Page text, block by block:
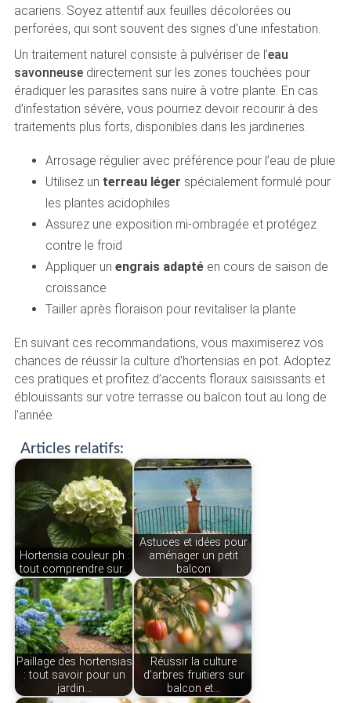
acariens. Soyez attentif aux feuilles décolorées ou
perforées, qui sont souvent des signes d’une infestation.
Un traitement naturel consiste à pulvériser de l’eau
savonneusedirectement sur les zones touchées pour
éradiquer les parasites sans nuire à votre plante. En cas
d’infestation sévère, vous pourriez devoir recourir à des
traitements plus forts, disponibles dans les jardineries.
Arrosage régulier avec préférence pour l’eau de pluie
Utilisez un terreau léger spécialement formulé pour
les plantes acidophiles
Assurez une exposition mi-ombragée et protégez
contre le froid
Appliquer un engrais adaptéen cours de saison de
croissance
Tailler après floraison pour revitaliser la plante
En suivant ces recommandations, vous maximiserez vos
chances de réussir la culture d’hortensias en pot. Adoptez
ces pratiques et profitez d’accents floraux saisissants et
éblouissants sur votre terrasse ou balcon tout au long de
l’année.
Articles relatifs:
Hortensia couleur ph :
tout comprendre sur…
Astuces et idées pour
aménager un petit
balcon
Paillage des hortensias
: tout savoir pour un
jardin…
Réussir la culture
d’arbres fruitiers sur
balcon et…